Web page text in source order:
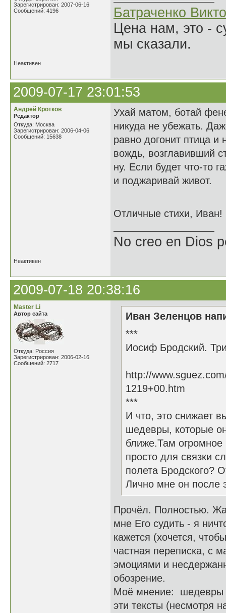
Зарегистрирован: 2007-06-16
Сообщений: 4196
Батраченко
Цена нам, это -
мы сказали.
Неактивен
2009-07-17 23:01:53
Андрей Кротков
Редактор
Откуда: Москва
Зарегистрирован: 2006-04-06
Сообщений: 15638
Ухай матом, ботай
никуда не убежать.
равно догонит птица
вождь, возглавивший
ну. Если будет что-то
и поджаривай живот.
Отличные стихи, Иван!
No creo en Dios
Неактивен
2009-07-18 20:38:16
Master Li
Автор сайта
Откуда: Россия
Зарегистрирован: 2006-02-16
Сообщений: 2717
Иван Зеленцов
***
Иосиф Бродский.
http://
1219+00.htm
***
И что, это снижает
шедевры, которые
ближе.Там огромное
просто для связки
полета Бродского?
Лично мне он после
Прочёл. Полностью.
мне Его судить - я
кажется (хочется,
частная переписка, с
эмоциями и
обозрение.
Моё мнение: шедевры
эти тексты (несмотря